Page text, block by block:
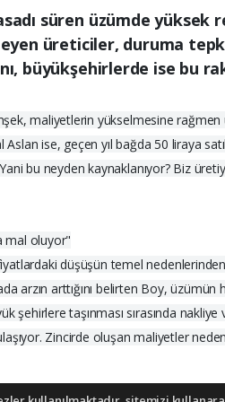
süren üzümde yüksek
üreticiler, duruma
büyükşehirlerde ise bu
maliyetlerin yükselmesine
ise, geçen yıl bağda 50 liraya
bu neyden kaynaklanıyor? Biz
mal oluyor"
düşüşün temel
arzın arttığını belirten Boy,
şehirlere taşınması sırasında
Zincirde oluşan maliyetler